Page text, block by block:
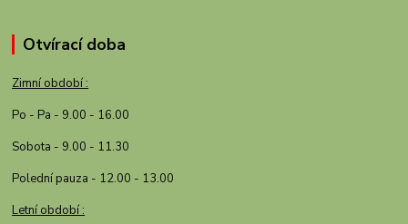
Otvírací doba
Zimní období :
Po - Pa - 9.00 - 16.00
Sobota - 9.00 - 11.30
Polední pauza - 12.00 - 13.00
Letní období :